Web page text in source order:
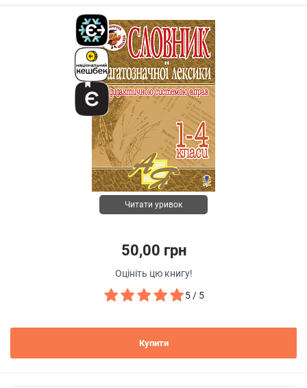
Читати уривок
50,00 грн
Оцініть цю книгу!
5 / 5
Купити